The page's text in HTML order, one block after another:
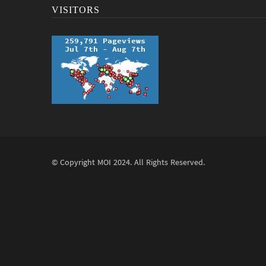
VISITORS
© Copyright MOI 2024. All Rights Reserved.